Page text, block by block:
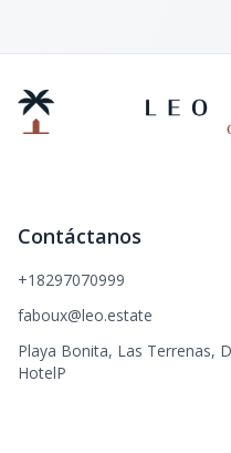
Contáctanos
+18297070999
faboux@leo.estate
Playa Bonita, Las Terrenas,
HotelP